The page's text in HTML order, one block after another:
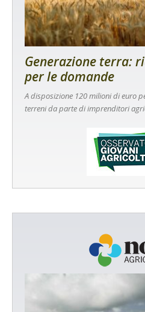
Generazione terra:
per le domande
A disposizione 120 milioni di euro
terreni da parte di imprenditori